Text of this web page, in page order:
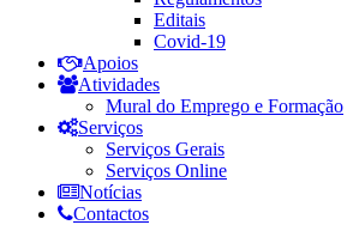
Editais
Covid-19
Apoios
Atividades
Mural do Emprego e Formação
Serviços
Serviços Gerais
Serviços Online
Notícias
Contactos